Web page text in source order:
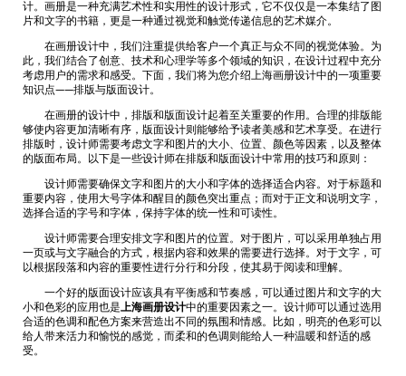
计。画册是一种充满艺术性和实用性的设计形式，它不仅仅是一本集结了图
片和文字的书籍，更是一种通过视觉和触觉传递信息的艺术媒介。
在画册设计中，我们注重提供给客户一个真正与众不同的视觉体验。为
此，我们结合了创意、技术和心理学等多个领域的知识，在设计过程中充分
考虑用户的需求和感受。下面，我们将为您介绍上海画册设计中的一项重要
知识点——排版与版面设计。
在画册的设计中，排版和版面设计起着至关重要的作用。合理的排版能
够使内容更加清晰有序，版面设计则能够给予读者美感和艺术享受。在进行
排版时，设计师需要考虑文字和图片的大小、位置、颜色等因素，以及整体
的版面布局。以下是一些设计师在排版和版面设计中常用的技巧和原则：
设计师需要确保文字和图片的大小和字体的选择适合内容。对于标题和
重要内容，使用大号字体和醒目的颜色突出重点；而对于正文和说明文字，
选择合适的字号和字体，保持字体的统一性和可读性。
设计师需要合理安排文字和图片的位置。对于图片，可以采用单独占用
一页或与文字融合的方式，根据内容和效果的需要进行选择。对于文字，可
以根据段落和内容的重要性进行分行和分段，使其易于阅读和理解。
一个好的版面设计应该具有平衡感和节奏感，可以通过图片和文字的大
小和色彩的应用也是上海画册设计中的重要因素之一。设计师可以通过选用
合适的色调和配色方案来营造出不同的氛围和情感。比如，明亮的色彩可以
给人带来活力和愉悦的感觉，而柔和的色调则能给人一种温暖和舒适的感
受。